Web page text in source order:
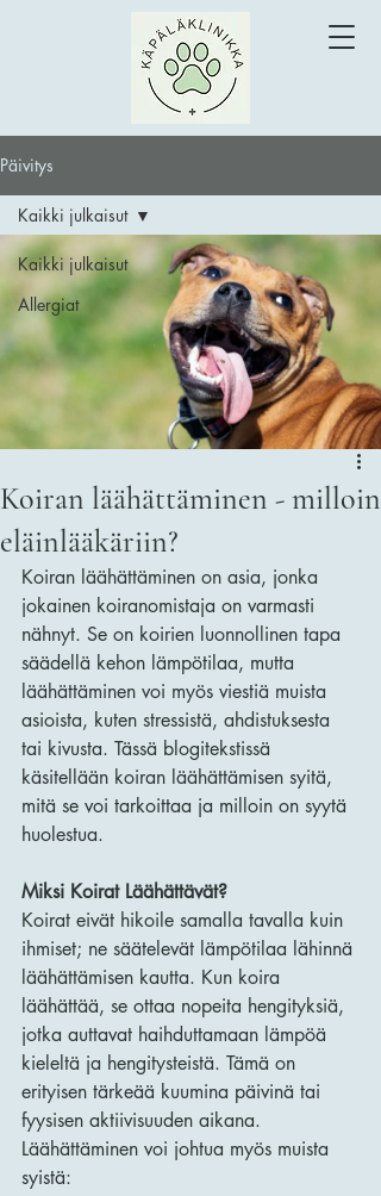
Päivitys
Kaikki julkaisut
Allergiat
Kaikki julkaisut
Koiran läähättäminen - milloin
eläinlääkäriin?
Koiran läähättäminen on asia, jonka
jokainen koiranomistaja on varmasti
nähnyt. Se on koirien luonnollinen tapa
säädellä kehon lämpötilaa, mutta
läähättäminen voi myös viestiä muista
asioista, kuten stressistä, ahdistuksesta
tai kivusta. Tässä blogitekstissä
käsitellään koiran läähättämisen syitä,
mitä se voi tarkoittaa ja milloin on syytä
huolestua.
Miksi Koirat Läähättävät?
Koirat eivät hikoile samalla tavalla kuin
ihmiset; ne säätelevät lämpötilaa lähinnä
läähättämisen kautta. Kun koira
läähättää, se ottaa nopeita hengityksiä,
jotka auttavat haihduttamaan lämpöä
kieleltä ja hengitysteistä. Tämä on
erityisen tärkeää kuumina päivinä tai
fyysisen aktiivisuuden aikana.
Läähättäminen voi johtua myös muista
syistä: